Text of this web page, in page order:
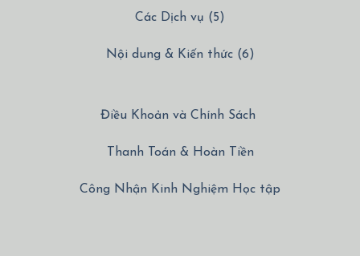
Các Dịch vụ (5)
Nội dung & Kiến thức (6)
Điều Khoản và Chính Sách
Thanh Toán & Hoàn Tiền
Công Nhận Kinh Nghiệm Học tập